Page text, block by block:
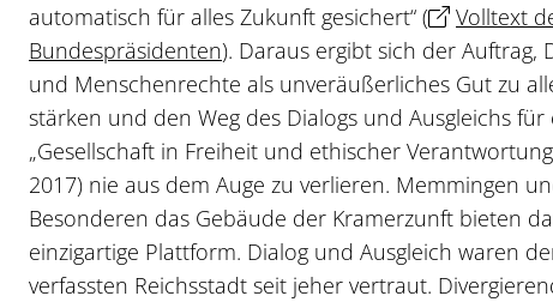
automatisch für alles Zukunft gesichert“ (
Volltext
Bundespräsidenten). Daraus ergibt sich der Auftrag,
und Menschenrechte als unveräußerliches Gut zu
stärken und den Weg des Dialogs und Ausgleichs für
„Gesellschaft in Freiheit und ethischer
2017) nie aus dem Auge zu verlieren. Memmingen
Besonderen das Gebäude der Kramerzunft bieten
einzigartige Plattform. Dialog und Ausgleich waren
verfassten Reichsstadt seit jeher vertraut.